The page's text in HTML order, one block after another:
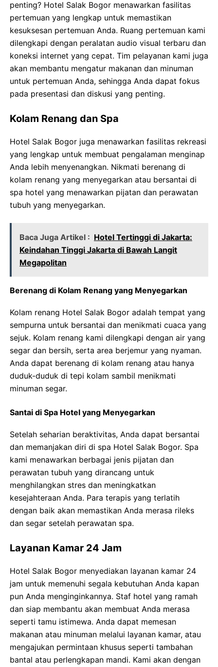
penting? Hotel Salak Bogor menawarkan fasilitas
pertemuan yang lengkap untuk memastikan
kesuksesan pertemuan Anda. Ruang pertemuan kami
dilengkapi dengan peralatan audio visual terbaru dan
koneksi internet yang cepat. Tim pelayanan kami juga
akan membantu mengatur makanan dan minuman
untuk pertemuan Anda, sehingga Anda dapat fokus
pada presentasi dan diskusi yang penting.
Kolam Renang dan Spa
Hotel Salak Bogor juga menawarkan fasilitas rekreasi
yang lengkap untuk membuat pengalaman menginap
Anda lebih menyenangkan. Nikmati berenang di
kolam renang yang menyegarkan atau bersantai di
spa hotel yang menawarkan pijatan dan perawatan
tubuh yang menyegarkan.
Baca Juga Artikel : Hotel Tertinggi di Jakarta:
Keindahan Tinggi Jakarta di Bawah Langit
Megapolitan
Berenang di Kolam Renang yang Menyegarkan
Kolam renang Hotel Salak Bogor adalah tempat yang
sempurna untuk bersantai dan menikmati cuaca yang
sejuk. Kolam renang kami dilengkapi dengan air yang
segar dan bersih, serta area berjemur yang nyaman.
Anda dapat berenang di kolam renang atau hanya
duduk-duduk di tepi kolam sambil menikmati
minuman segar.
Santai di Spa Hotel yang Menyegarkan
Setelah seharian beraktivitas, Anda dapat bersantai
dan memanjakan diri di spa Hotel Salak Bogor. Spa
kami menawarkan berbagai jenis pijatan dan
perawatan tubuh yang dirancang untuk
menghilangkan stres dan meningkatkan
kesejahteraan Anda. Para terapis yang terlatih
dengan baik akan memastikan Anda merasa rileks
dan segar setelah perawatan spa.
Layanan Kamar 24 Jam
Hotel Salak Bogor menyediakan layanan kamar 24
jam untuk memenuhi segala kebutuhan Anda kapan
pun Anda menginginkannya. Staf hotel yang ramah
dan siap membantu akan membuat Anda merasa
seperti tamu istimewa. Anda dapat memesan
makanan atau minuman melalui layanan kamar, atau
mengajukan permintaan khusus seperti tambahan
bantal atau perlengkapan mandi. Kami akan dengan